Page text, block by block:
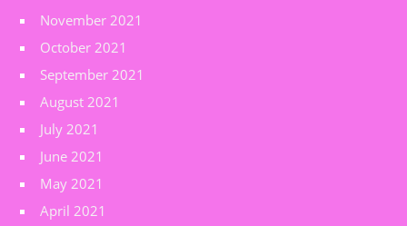
November 2021
October 2021
September 2021
August 2021
July 2021
June 2021
May 2021
April 2021